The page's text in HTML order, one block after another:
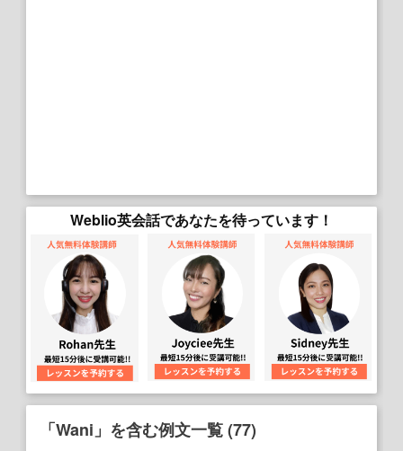
Weblio英会話であなたを待っています！
「Wani」を含む例文一覧 (77)